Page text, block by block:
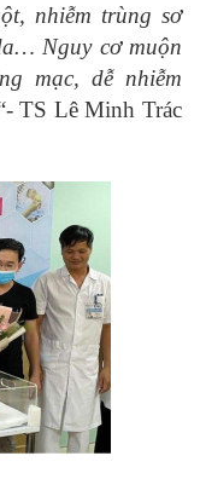
nhiễm trùng sơ
Nguy cơ muộn
mạc, dễ nhiễm
TS Lê Minh Trác